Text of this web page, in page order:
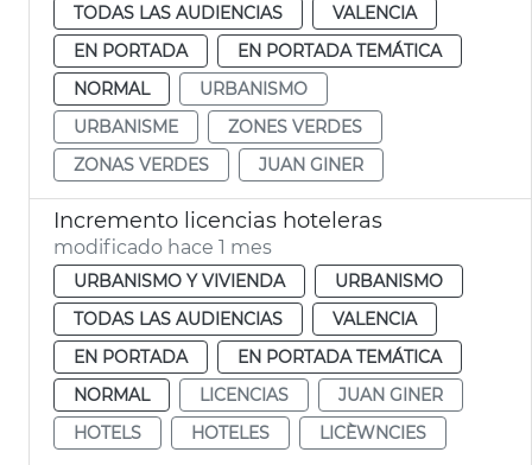
TODAS LAS AUDIENCIAS
VALENCIA
EN PORTADA
EN PORTADA TEMÁTICA
NORMAL
URBANISMO
URBANISME
ZONES VERDES
ZONAS VERDES
JUAN GINER
Incremento licencias hoteleras
modificado hace 1 mes
URBANISMO Y VIVIENDA
URBANISMO
TODAS LAS AUDIENCIAS
VALENCIA
EN PORTADA
EN PORTADA TEMÁTICA
NORMAL
LICENCIAS
JUAN GINER
HOTELS
HOTELES LICÈWNCIES